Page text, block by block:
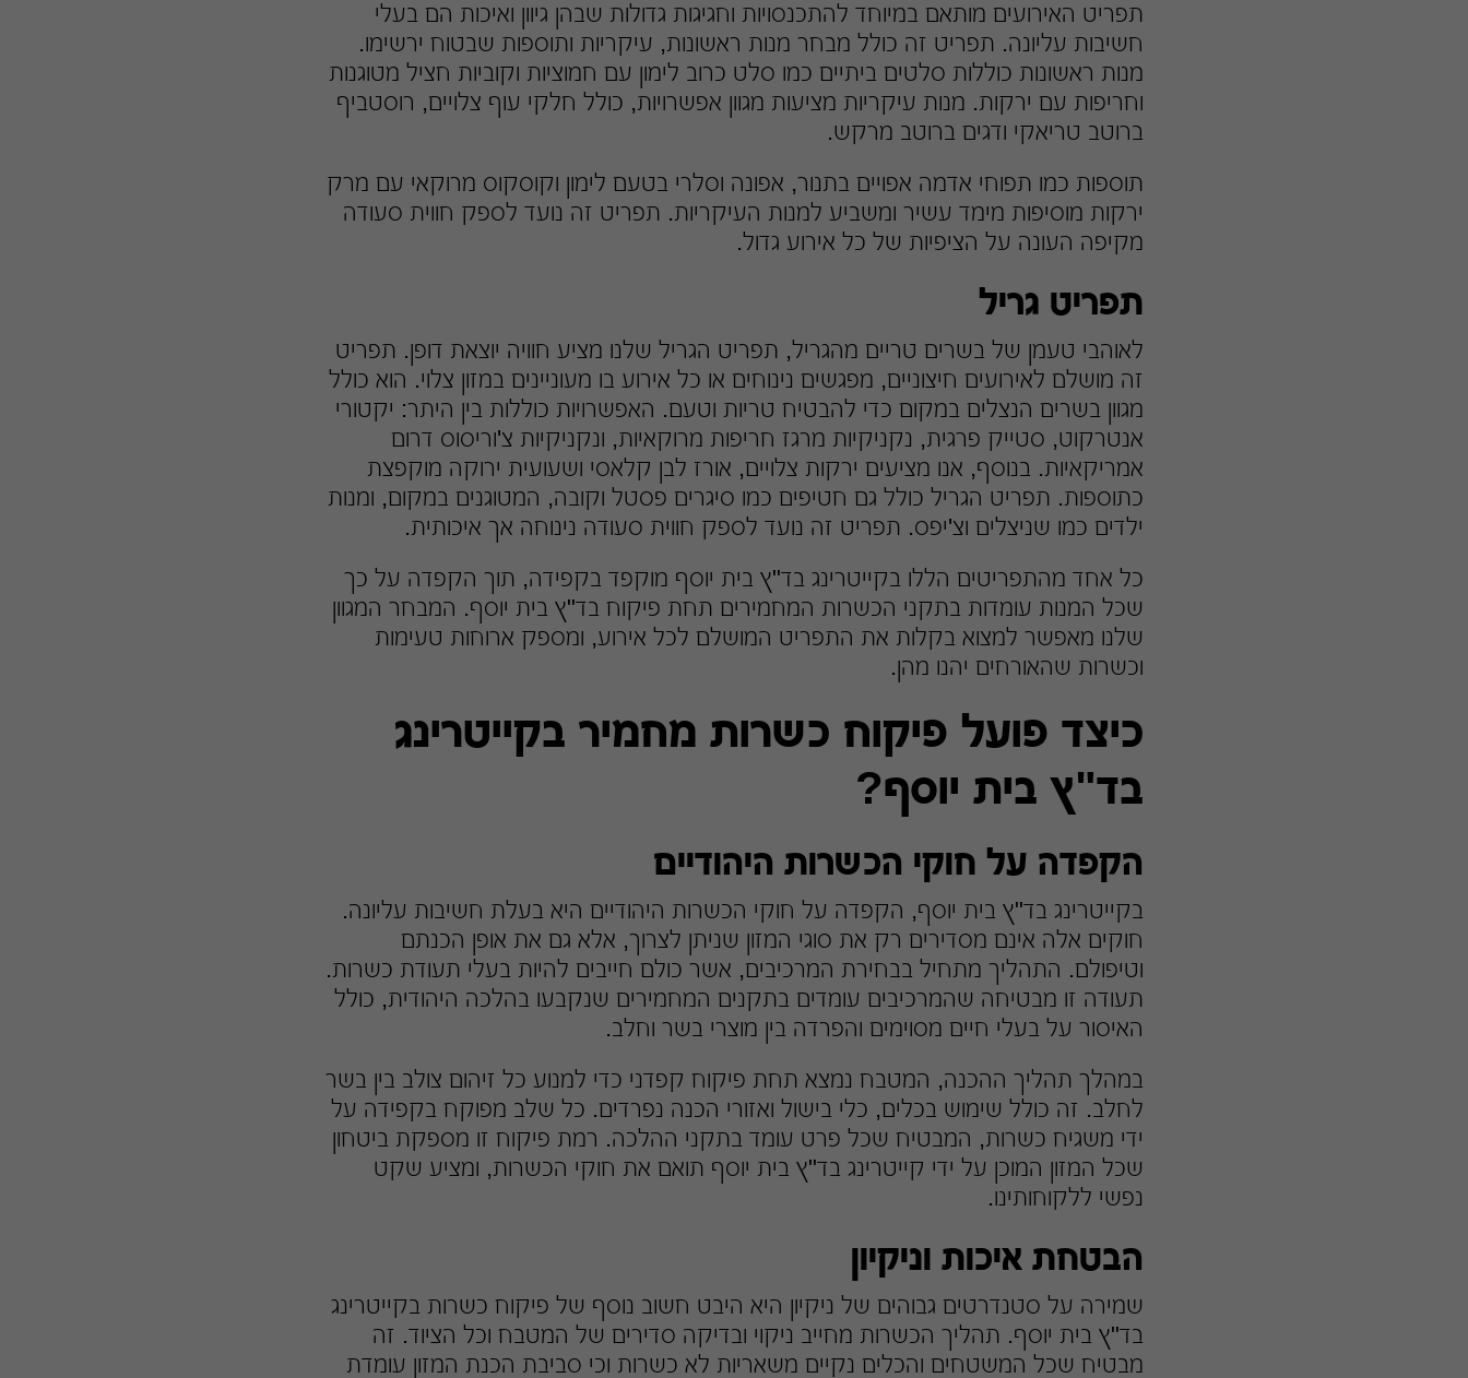
תפריט האירועים מותאם במיוחד להתכנסויות וחגיגות גדולות שבהן גיוון ואיכות הם בעלי
חשיבות עליונה. תפריט זה כולל מבחר מנות ראשונות, עיקריות ותוספות שבטוח ירשימו.
מנות ראשונות כוללות סלטים ביתיים כמו סלט כרוב לימון עם חמוציות וקוביות חציל מטוגנות
וחריפות עם ירקות. מנות עיקריות מציעות מגוון אפשרויות, כולל חלקי עוף צלויים, רוסטביף
ברוטב טריאקי ודגים ברוטב מרקש.
תוספות כמו תפוחי אדמה אפויים בתנור, אפונה וסלרי בטעם לימון וקוסקוס מרוקאי עם מרק
ירקות מוסיפות מימד עשיר ומשביע למנות העיקריות. תפריט זה נועד לספק חווית סעודה
מקיפה העונה על הציפיות של כל אירוע גדול.
תפריט גריל
לאוהבי טעמן של בשרים טריים מהגריל, תפריט הגריל שלנו מציע חוויה יוצאת דופן. תפריט
זה מושלם לאירועים חיצוניים, מפגשים נינוחים או כל אירוע בו מעוניינים במזון צלוי. הוא כולל
מגוון בשרים הנצלים במקום כדי להבטיח טריות וטעם. האפשרויות כוללות בין היתר: יקטורי
אנטרקוט, סטייק פרגית, נקניקיות מרגז חריפות מרוקאיות, ונקניקיות צ'וריסוס דרום
אמריקאיות. בנוסף, אנו מציעים ירקות צלויים, אורז לבן קלאסי ושעועית ירוקה מוקפצת
כתוספות. תפריט הגריל כולל גם חטיפים כמו סיגרים פסטל וקובה, המטוגנים במקום, ומנות
ילדים כמו שניצלים וצ'יפס. תפריט זה נועד לספק חווית סעודה נינוחה אך איכותית.
כל אחד מהתפריטים הללו בקייטרינג בד"ץ בית יוסף מוקפד בקפידה, תוך הקפדה על כך
שכל המנות עומדות בתקני הכשרות המחמירים תחת פיקוח בד"ץ בית יוסף. המבחר המגוון
שלנו מאפשר למצוא בקלות את התפריט המושלם לכל אירוע, ומספק ארוחות טעימות
וכשרות שהאורחים יהנו מהן.
כיצד פועל פיקוח כשרות מחמיר בקייטרינג
בד"ץ בית יוסף?
הקפדה על חוקי הכשרות היהודיים
בקייטרינג בד"ץ בית יוסף, הקפדה על חוקי הכשרות היהודיים היא בעלת חשיבות עליונה.
חוקים אלה אינם מסדירים רק את סוגי המזון שניתן לצרוך, אלא גם את אופן הכנתם
וטיפולם. התהליך מתחיל בבחירת המרכיבים, אשר כולם חייבים להיות בעלי תעודת כשרות.
תעודה זו מבטיחה שהמרכיבים עומדים בתקנים המחמירים שנקבעו בהלכה היהודית, כולל
האיסור על בעלי חיים מסוימים והפרדה בין מוצרי בשר וחלב.
במהלך תהליך ההכנה, המטבח נמצא תחת פיקוח קפדני כדי למנוע כל זיהום צולב בין בשר
לחלב. זה כולל שימוש בכלים, כלי בישול ואזורי הכנה נפרדים. כל שלב מפוקח בקפידה על
ידי משגיח כשרות, המבטיח שכל פרט עומד בתקני ההלכה. רמת פיקוח זו מספקת ביטחון
שכל המזון המוכן על ידי קייטרינג בד"ץ בית יוסף תואם את חוקי הכשרות, ומציע שקט
נפשי ללקוחותינו.
הבטחת איכות וניקיון
שמירה על סטנדרטים גבוהים של ניקיון היא היבט חשוב נוסף של פיקוח כשרות בקייטרינג
בד"ץ בית יוסף. תהליך הכשרות מחייב ניקוי ובדיקה סדירים של המטבח וכל הציוד. זה
מבטיח שכל המשטחים והכלים נקיים משאריות לא כשרות וכי סביבת הכנת המזון עומדת